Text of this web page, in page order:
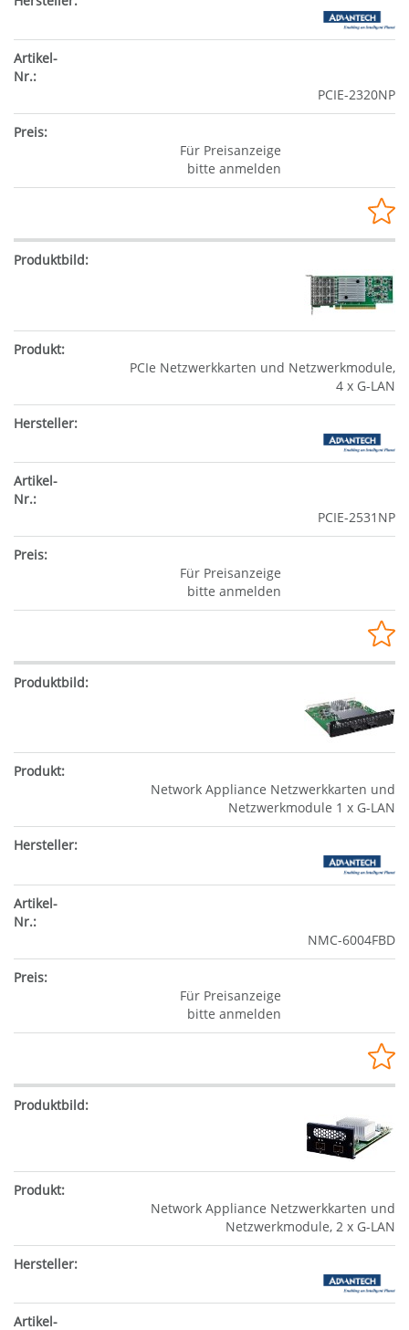
PCIE-2320NP
Für Preisanzeige
bitte anmelden
PCIe Netzwerkkarten und Netzwerkmodule,
4 x G-LAN
PCIE-2531NP
Für Preisanzeige
bitte anmelden
Network Appliance Netzwerkkarten und
Netzwerkmodule 1 x G-LAN
NMC-6004FBD
Für Preisanzeige
bitte anmelden
Network Appliance Netzwerkkarten und
Netzwerkmodule, 2 x G-LAN